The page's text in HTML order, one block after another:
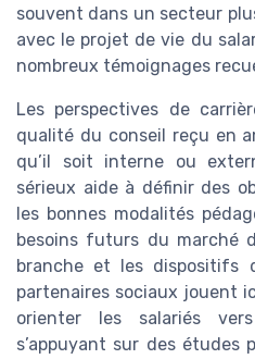
souvent dans un secteur
avec le projet de vie du
nombreux témoignages
Les perspectives de
qualité du conseil reçu en
qu’il soit interne ou
sérieux aide à définir des
les bonnes modalités
besoins futurs du marché
branche et les dispositifs
partenaires sociaux jouent
orienter les salariés
s’appuyant sur des études